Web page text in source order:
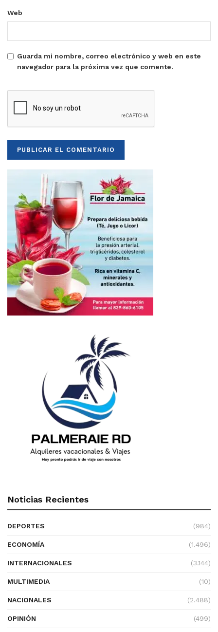
Web
Guarda mi nombre, correo electrónico y web en este
navegador para la próxima vez que comente.
Noticias Recientes
DEPORTES (984)
ECONOMÍA (1.496)
INTERNACIONALES (3.144)
MULTIMEDIA (10)
NACIONALES (2.488)
OPINIÓN (499)